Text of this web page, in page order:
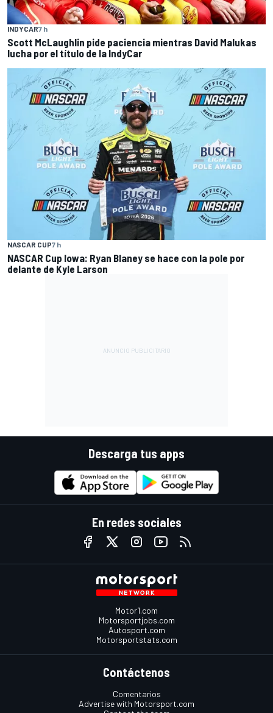
INDYCAR7 h
Scott McLaughlin pide paciencia mientras David Malukas
lucha por el título de la IndyCar
NASCAR CUP7 h
NASCAR Cup Iowa: Ryan Blaney se hace con la pole por
delante de Kyle Larson
Descarga tus apps
En redes sociales
Motor1.com
Motorsportjobs.com
Autosport.com
Motorsportstats.com
Contáctenos
Comentarios
Advertise with Motorsport.com